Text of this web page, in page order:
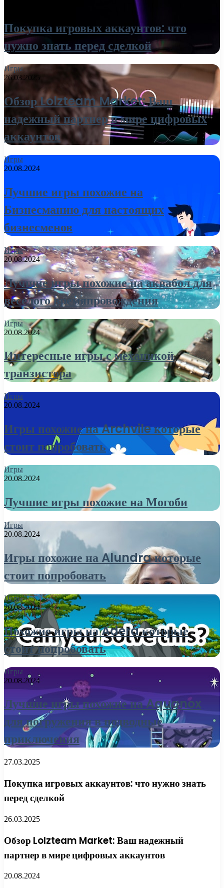
Покупка игровых аккаунтов: что
нужно знать перед сделкой
Игры
26.03.2025
Обзор Lolzteam Market: Ваш
надежный партнер в мире цифровых
аккаунтов
Игры
20.08.2024
Лучшие игры похожие на
Бизнесманию для настоящих
бизнесменов
Игры
20.08.2024
Лучшие игры похожие на аквабол для
веселого времяпровождения
Игры
20.08.2024
Интересные игры с механикой
транзистора
Игры
20.08.2024
Игры похожие на Archvile которые
стоит попробовать
Игры
20.08.2024
Лучшие игры похожие на Могоби
Игры
20.08.2024
Игры похожие на Alundra которые
стоит попробовать
Игры
20.08.2024
Похожие игры на Adera которые
стоит попробовать
Игры
20.08.2024
Лучшие игры похожие на Aquanox
для погружения в подводные
приключения
27.03.2025
Покупка игровых аккаунтов: что нужно знать
перед сделкой
26.03.2025
Обзор Lolzteam Market: Ваш надежный
партнер в мире цифровых аккаунтов
20.08.2024